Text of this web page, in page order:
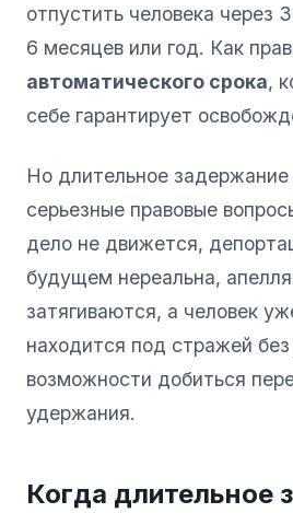
отпустить человека через
6 месяцев или год. Как
автоматического срока,
себе гарантирует
Но длительное задержание
серьезные правовые
дело не движется,
будущем нереальна,
затягиваются, а человек
находится под стражей без
возможности добиться
удержания.
Когда длительное